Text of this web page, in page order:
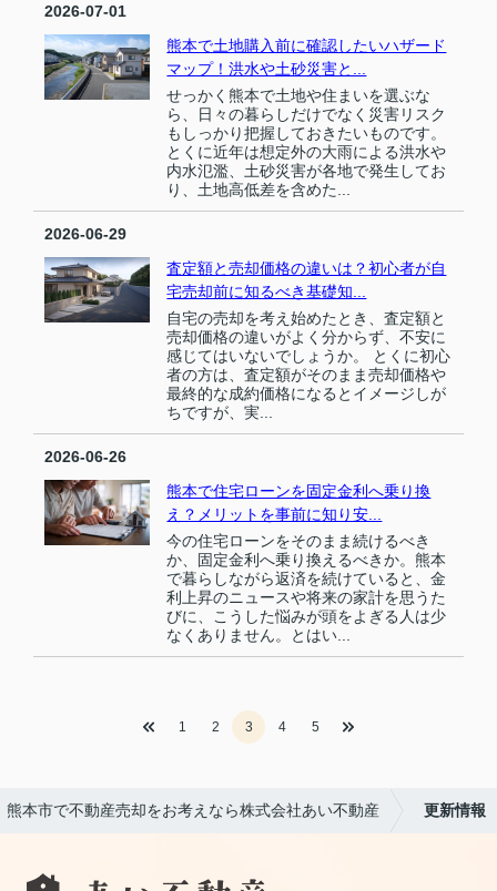
2026-07-01
熊本で土地購入前に確認したいハザード
マップ！洪水や土砂災害と...
せっかく熊本で土地や住まいを選ぶな
ら、日々の暮らしだけでなく災害リスク
もしっかり把握しておきたいものです。
とくに近年は想定外の大雨による洪水や
内水氾濫、土砂災害が各地で発生してお
り、土地高低差を含めた...
2026-06-29
査定額と売却価格の違いは？初心者が自
宅売却前に知るべき基礎知...
自宅の売却を考え始めたとき、査定額と
売却価格の違いがよく分からず、不安に
感じてはいないでしょうか。 とくに初心
者の方は、査定額がそのまま売却価格や
最終的な成約価格になるとイメージしが
ちですが、実...
2026-06-26
熊本で住宅ローンを固定金利へ乗り換
え？メリットを事前に知り安...
今の住宅ローンをそのまま続けるべき
か、固定金利へ乗り換えるべきか。熊本
で暮らしながら返済を続けていると、金
利上昇のニュースや将来の家計を思うた
びに、こうした悩みが頭をよぎる人は少
なくありません。とはい...
1 2 3 4 5
熊本市で不動産売却をお考えなら株式会社あい不動産 更新情報